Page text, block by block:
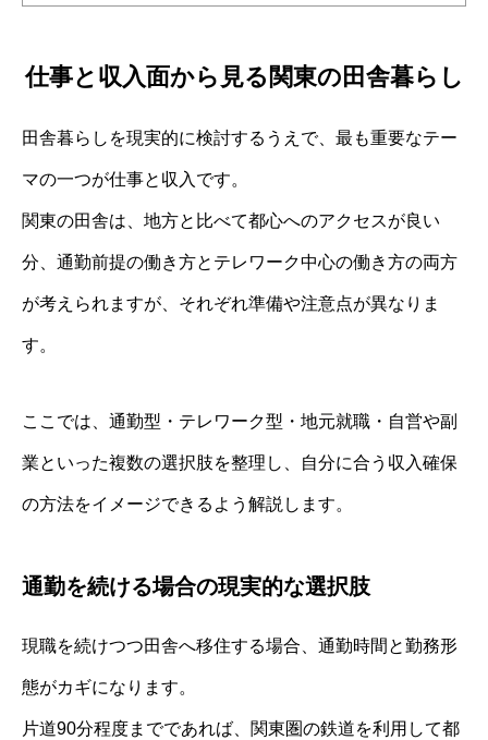
仕事と収入面から見る関東の田舎暮らし
田舎暮らしを現実的に検討するうえで、最も重要なテー
マの一つが仕事と収入です。
関東の田舎は、地方と比べて都心へのアクセスが良い
分、通勤前提の働き方とテレワーク中心の働き方の両方
が考えられますが、それぞれ準備や注意点が異なりま
す。
ここでは、通勤型・テレワーク型・地元就職・自営や副
業といった複数の選択肢を整理し、自分に合う収入確保
の方法をイメージできるよう解説します。
通勤を続ける場合の現実的な選択肢
現職を続けつつ田舎へ移住する場合、通勤時間と勤務形
態がカギになります。
片道90分程度までであれば、関東圏の鉄道を利用して都